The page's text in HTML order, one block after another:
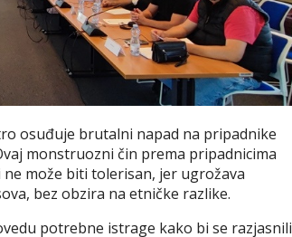
osuđuje brutalni napad na pripadnike
monstruozni čin prema pripadnicima
može biti tolerisan, jer ugrožava
bez obzira na etničke razlike.
potrebne istrage kako bi se razjasnili